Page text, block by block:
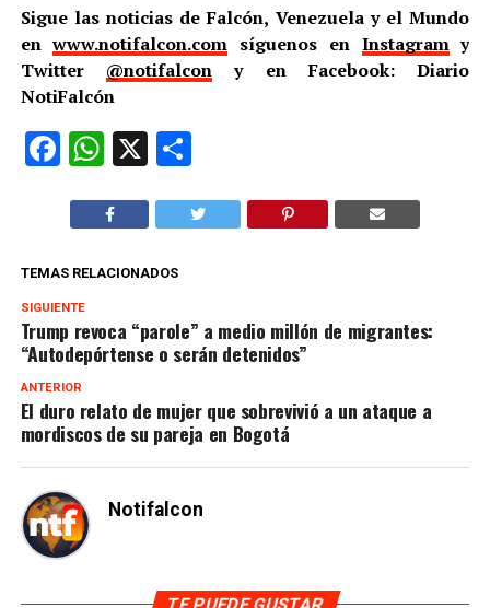
Sigue las noticias de Falcón, Venezuela y el Mundo
enwww.notifalcon.com síguenos en Instagramy
Twitter @notifalcon y en Facebook: Diario
NotiFalcón
Facebook
WhatsApp
X Compartir
TEMAS RELACIONADOS
SIGUIENTE
Trump revoca “parole” a medio millón de migrantes:
“Autodepórtense o serán detenidos”
ANTERIOR
El duro relato de mujer que sobrevivió a un ataque a
mordiscos de su pareja en Bogotá
Notifalcon